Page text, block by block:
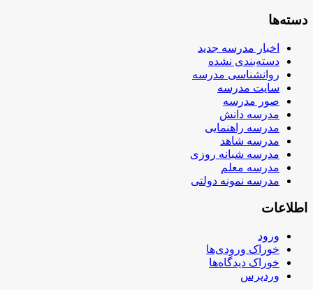
دسته‌ها
اخبار مدرسه جدید
دسته‌بندی نشده
روانشناسی مدرسه
سایت مدرسه
صور مدرسه
مدرسه دانش
مدرسه راهنمایی
مدرسه شاهد
مدرسه شبانه روزی
مدرسه معلم
مدرسه نمونه دولتی
اطلاعات
ورود
خوراک ورودی‌ها
خوراک دیدگاه‌ها
وردپرس